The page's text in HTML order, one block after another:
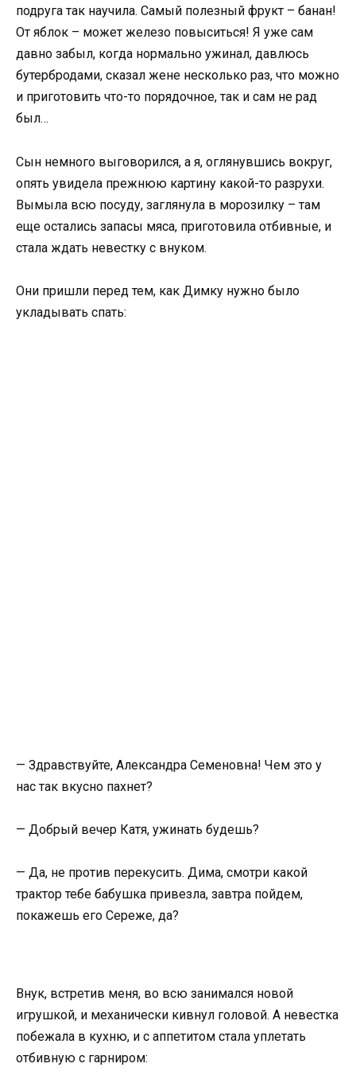
подруга так научила. Самый полезный фрукт – банан!
От яблок – может железо повыситься! Я уже сам
давно забыл, когда нормально ужинал, давлюсь
бутербродами, сказал жене несколько раз, что можно
и приготовить что-то порядочное, так и сам не рад
был…
Сын немного выговорился, а я, оглянувшись вокруг,
опять увидела прежнюю картину какой-то разрухи.
Вымыла всю посуду, заглянула в морозилку – там
еще остались запасы мяса, приготовила отбивные, и
стала ждать невестку с внуком.
Они пришли перед тем, как Димку нужно было
укладывать спать:
— Здравствуйте, Александра Семеновна! Чем это у
нас так вкусно пахнет?
— Добрый вечер Катя, ужинать будешь?
— Да, не против перекусить. Дима, смотри какой
трактор тебе бабушка привезла, завтра пойдем,
покажешь его Сереже, да?
Внук, встретив меня, во всю занимался новой
игрушкой, и механически кивнул головой. А невестка
побежала в кухню, и с аппетитом стала уплетать
отбивную с гарниром: